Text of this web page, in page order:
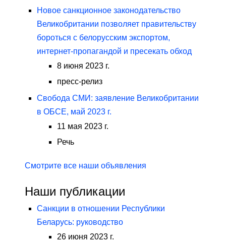
Новое санкционное законодательство
Великобритании позволяет правительству
бороться с белорусским экспортом,
интернет-пропагандой и пресекать обход
8 июня 2023 г.
пресс-релиз
Свобода СМИ: заявление Великобритании
в ОБСЕ, май 2023 г.
11 мая 2023 г.
Речь
Смотрите все наши объявления
Наши публикации
Санкции в отношении Республики
Беларусь: руководство
26 июня 2023 г.